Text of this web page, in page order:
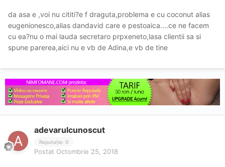
da asa e ,voi nu cititi?e f draguta,problema e cu coconut alias
eugenionesco,alias dandavid care e pestoaica....ce ne facem
cu ea?nu o mai lauda secretaro prpxeneto,lasa clientii sa si
spune parerea,aici nu e vb de Adina,e vb de tine
adevarulcunoscut
Reputație: 0
Postat Octombrie 25, 2018